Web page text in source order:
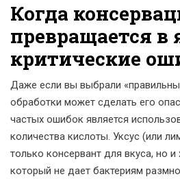
Когда
превращается в
критические
Даже если вы выбрали
обработки может сделать его
частых ошибок является
количества кислоты. Уксус (или
только консервант для вкуса, но и
который не дает бактериям